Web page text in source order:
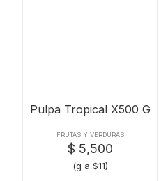
Pulpa Tropical X500 G
FRUTAS Y VERDURAS
$ 5,500
(g a $11)